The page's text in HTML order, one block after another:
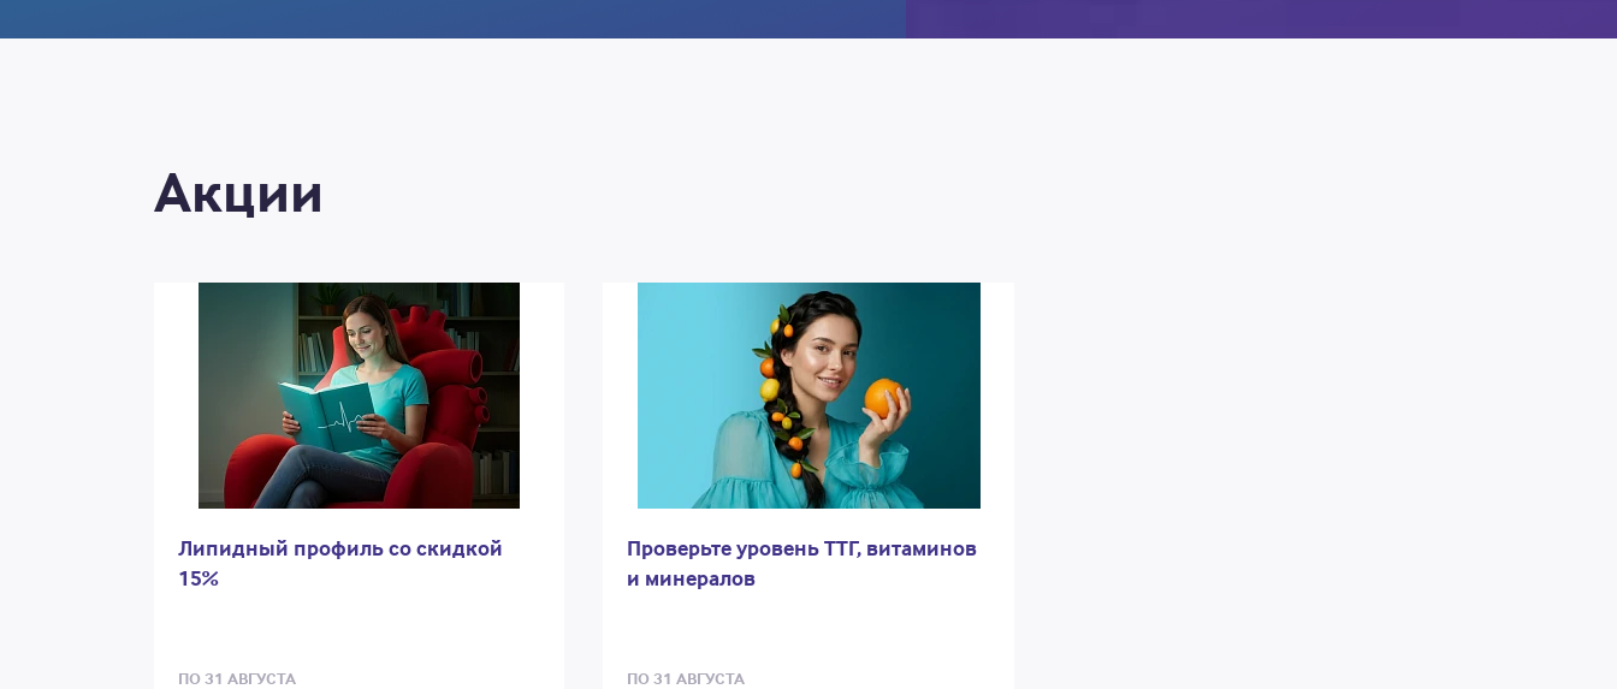
Акции
Липидный профиль со скидкой
15%
ПО 31 АВГУСТА
Проверьте уровень ТТГ, витаминов
и минералов
ПО 31 АВГУСТА